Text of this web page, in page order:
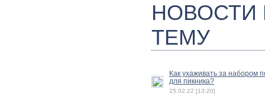
ТЕМУ
Как ухаживать за набором
для пикника?
25.02.22 [13:20]